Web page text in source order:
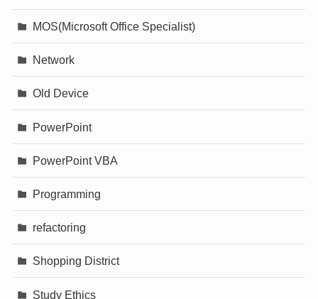
MOS(Microsoft Office Specialist)
Network
Old Device
PowerPoint
PowerPoint VBA
Programming
refactoring
Shopping District
Study Ethics